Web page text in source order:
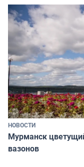
НОВОСТИ
Мурманск
вазонов